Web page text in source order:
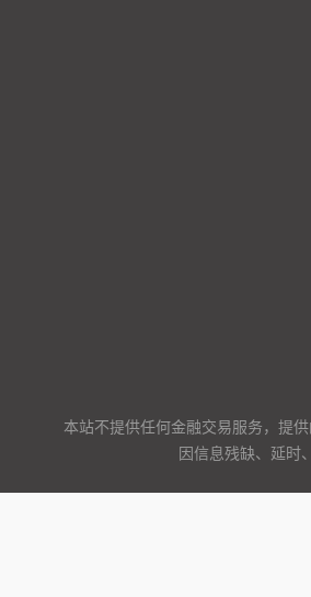
本站不提供任何金融交易服务，提
因信息残缺、延时